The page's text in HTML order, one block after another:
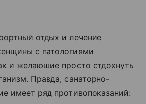
отдых и лечение
с патологиями
и желающие просто отдохнуть
Правда, санаторно-
имеет ряд противопоказаний: